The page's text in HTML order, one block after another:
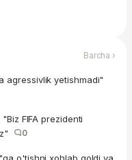
Barcha ›
agressivlik yetishmadi"
FIFA prezidenti
0